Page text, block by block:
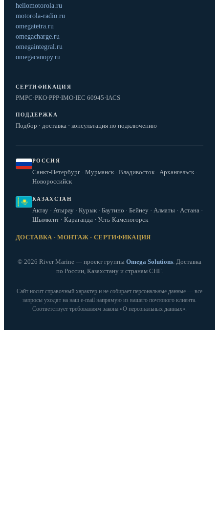
hellomotorola.ru
motorola-radio.ru
omegatetra.ru
omegacharge.ru
omegaintegral.ru
omegacanopy.ru
СЕРТИФИКАЦИЯ
РМРС·РКО·РРР·IMO·IEC 60945·IACS
ПОДДЕРЖКА
Подбор · доставка · консультация по подключению
РОССИЯ
Санкт-Петербург · Мурманск · Владивосток · Архангельск ·
Новороссийск
КАЗАХСТАН
Актау · Атырау · Курык · Баутино · Бейнеу · Алматы · Астана ·
Шымкент · Караганда · Усть-Каменогорск
ДОСТАВКА · МОНТАЖ · СЕРТИФИКАЦИЯ
© 2026 River Marine — проект группы Omega Solutions. Доставка
по России, Казахстану и странам СНГ.
Сайт носит справочный характер и не собирает персональные данные — все
запросы уходят на наш e‑mail напрямую из вашего почтового клиента.
Соответствует требованиям закона «О персональных данных».